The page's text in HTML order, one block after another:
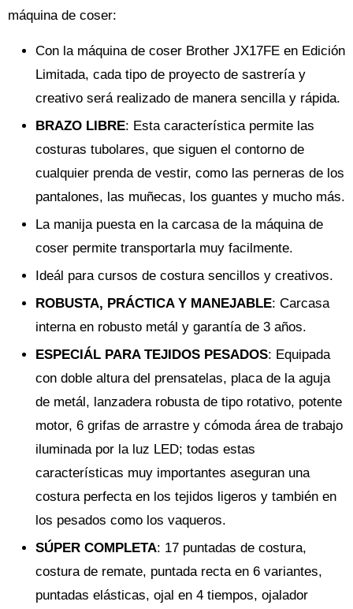
máquina de coser:
Con la máquina de coser Brother JX17FE en Edición
Limitada, cada tipo de proyecto de sastrería y
creativo será realizado de manera sencilla y rápida.
BRAZO LIBRE: Esta característica permite las
costuras tubolares, que siguen el contorno de
cualquier prenda de vestir, como las perneras de los
pantalones, las muñecas, los guantes y mucho más.
La manija puesta en la carcasa de la máquina de
coser permite transportarla muy facilmente.
Ideál para cursos de costura sencillos y creativos.
ROBUSTA, PRÁCTICA Y MANEJABLE: Carcasa
interna en robusto metál y garantía de 3 años.
ESPECIÁL PARA TEJIDOS PESADOS: Equipada
con doble altura del prensatelas, placa de la aguja
de metál, lanzadera robusta de tipo rotativo, potente
motor, 6 grifas de arrastre y cómoda área de trabajo
iluminada por la luz LED; todas estas
características muy importantes aseguran una
costura perfecta en los tejidos ligeros y también en
los pesados como los vaqueros.
SÚPER COMPLETA: 17 puntadas de costura,
costura de remate, puntada recta en 6 variantes,
puntadas elásticas, ojal en 4 tiempos, ojalador